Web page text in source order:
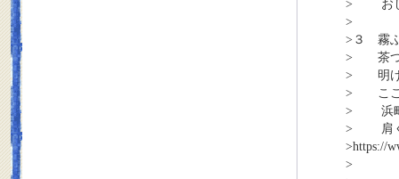
> おし
>
>３ 霧
> 茶つ
> 明け
> ここ
> 浜町
> 肩く
>https://
>